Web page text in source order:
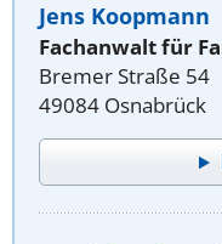
Jens Koopmann
Fachanwalt für
Bremer Straße 54
49084 Osnabrück